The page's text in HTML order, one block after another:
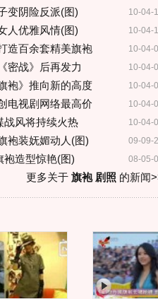
10-04-
变阴险反派(图)
10-04-
人优雅风情(图)
10-04-
造百余套精美旗袍
10-04-
密战》后再发力
10-04-
袍》推向新的高度
10-04-
电视剧网络最高价
10-04-
战风将持续火热
09-09-
袍装妩媚动人(图)
08-05-
袍造型惊艳(图)
更多关于 旗袍 剧照 的新闻